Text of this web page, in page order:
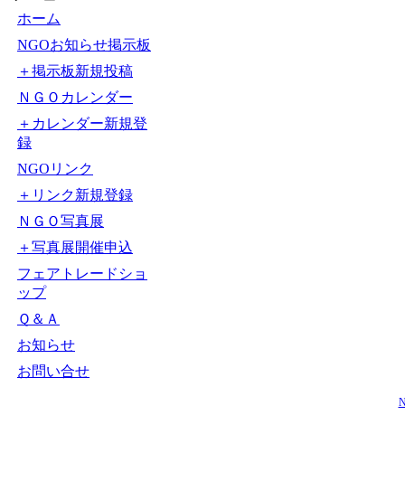
ホーム
NGOお知らせ掲示板
＋掲示板新規投稿
ＮＧＯカレンダー
＋カレンダー新規登
録
NGOリンク
＋リンク新規登録
ＮＧＯ写真展
＋写真展開催申込
フェアトレードショ
ップ
Ｑ＆Ａ
お知らせ
お問い合せ